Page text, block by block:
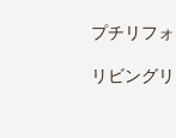
プチリフ
リビング